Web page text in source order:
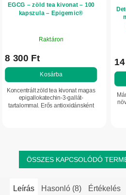
EGCG – zöld tea kivonat – 100
kapszula – Epigemic®
Raktáron
8 300 Ft
Kosárba
Koncentrált zöld tea kivonat magas
epigallokatechin-3-gallát-
tartalommal. Erős antioxidánsként
5-
ből
5,0
ÖSSZES KAPCSOLÓDÓ
Leírás Hasonló (8) Értékelés